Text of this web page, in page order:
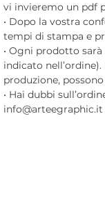
vi invieremo un pdf
• Dopo la vostra
tempi di stampa e
• Ogni prodotto
indicato
produzione,
• Hai dubbi
info@arteegraphic.it